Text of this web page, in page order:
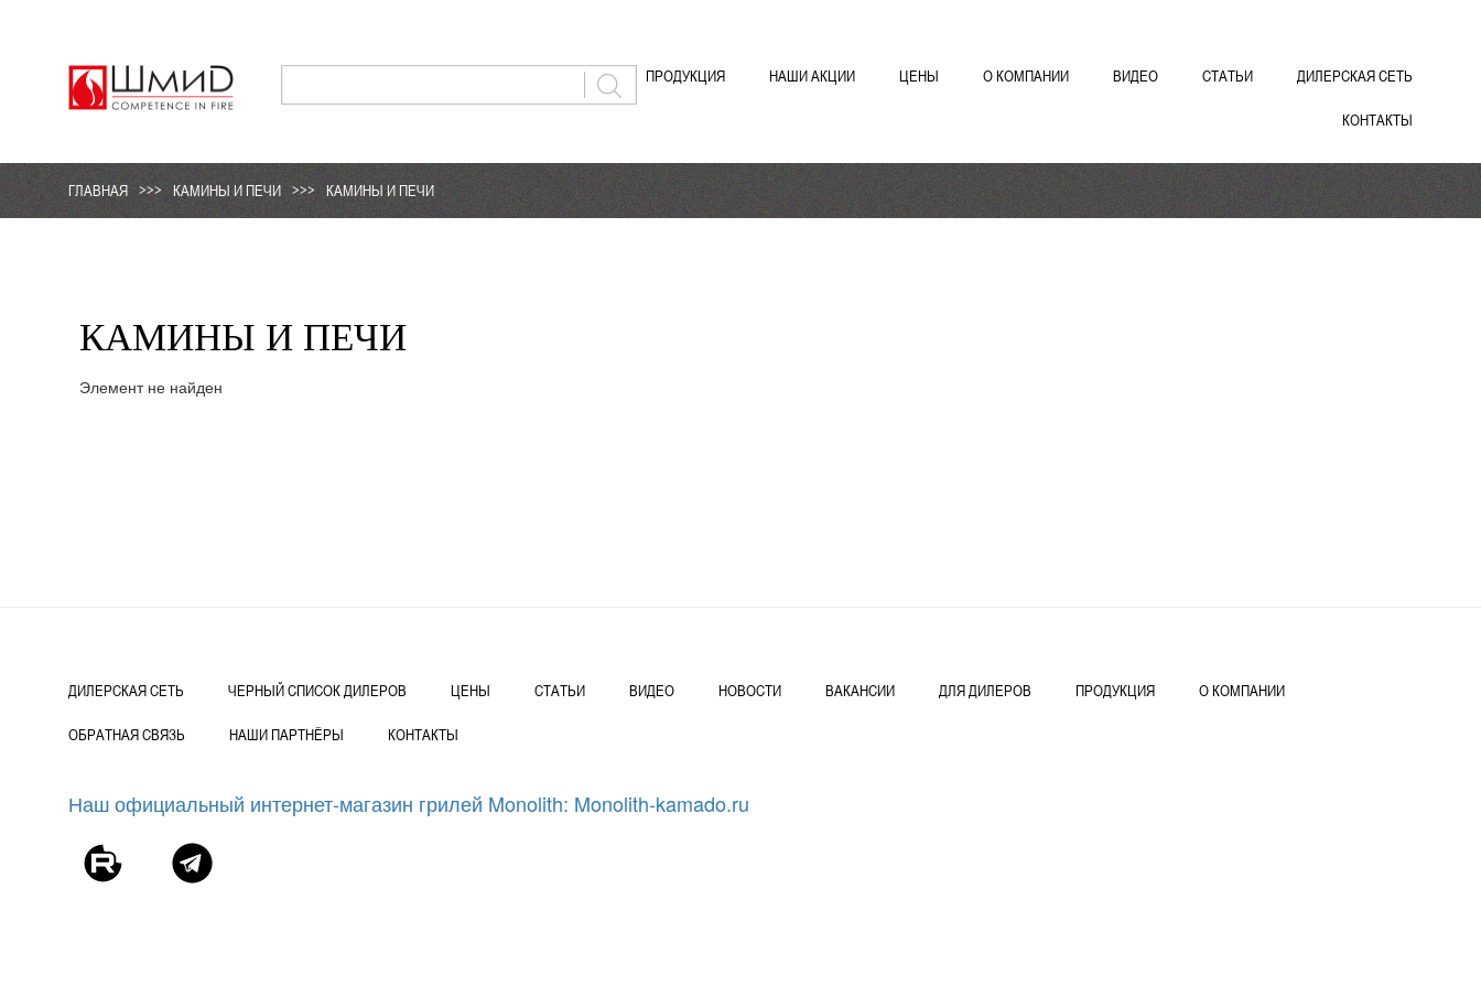
ПРОДУКЦИЯ НАШИ АКЦИИ ЦЕНЫ О КОМПАНИИ ВИДЕО СТАТЬИ ДИЛЕРСКАЯ СЕТЬ
КОНТАКТЫ
ГЛАВНАЯ >>> КАМИНЫ И ПЕЧИ >>> КАМИНЫ И ПЕЧИ
КАМИНЫ И ПЕЧИ
Элемент не найден
ДИЛЕРСКАЯ СЕТЬ ЧЕРНЫЙ СПИСОК ДИЛЕРОВ ЦЕНЫ СТАТЬИ ВИДЕО НОВОСТИ ВАКАНСИИ ДЛЯ ДИЛЕРОВ ПРОДУКЦИЯ О КОМПАНИИ
ОБРАТНАЯ СВЯЗЬ НАШИ ПАРТНЁРЫ КОНТАКТЫ
Наш официальный интернет-магазин грилей Monolith: Monolith-kamado.ru